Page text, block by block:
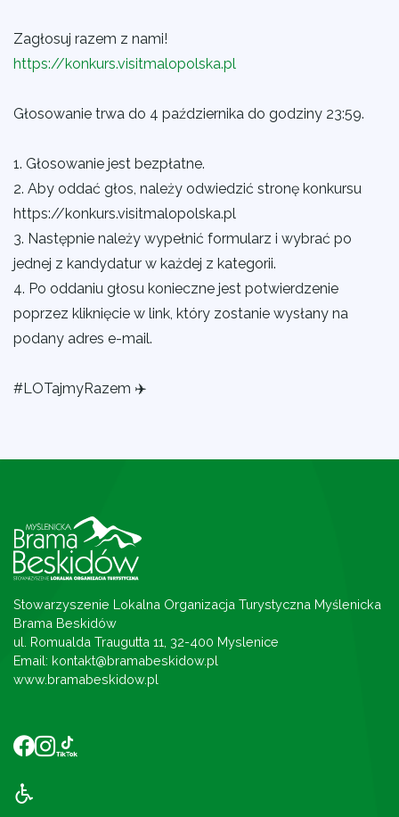
Zagłosuj razem z nami!
https://konkurs.visitmalopolska.pl
Głosowanie trwa do 4 października do godziny 23:59.
1. Głosowanie jest bezpłatne.
2. Aby oddać głos, należy odwiedzić stronę konkursu
https://konkurs.visitmalopolska.pl
3. Następnie należy wypełnić formularz i wybrać po
jednej z kandydatur w każdej z kategorii.
4. Po oddaniu głosu konieczne jest potwierdzenie
poprzez kliknięcie w link, który zostanie wysłany na
podany adres e-mail.
#LOTajmyRazem ✈️
Stowarzyszenie Lokalna Organizacja Turystyczna Myślenicka
Brama Beskidów
ul. Romualda Traugutta 11, 32-400 Myslenice
Email: kontakt@bramabeskidow.pl
www.bramabeskidow.pl